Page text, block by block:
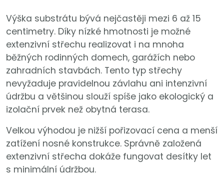
Výška substrátu bývá nejčastěji mezi 6 až 15
centimetry. Díky nízké hmotnosti je možné
extenzivní střechu realizovat i na mnoha
běžných rodinných domech, garážích nebo
zahradních stavbách. Tento typ střechy
nevyžaduje pravidelnou závlahu ani intenzivní
údržbu a většinou slouží spíše jako ekologický a
izolační prvek než obytná terasa.
Velkou výhodou je nižší pořizovací cena a menší
zatížení nosné konstrukce. Správně založená
extenzivní střecha dokáže fungovat desítky let
s minimální údržbou.